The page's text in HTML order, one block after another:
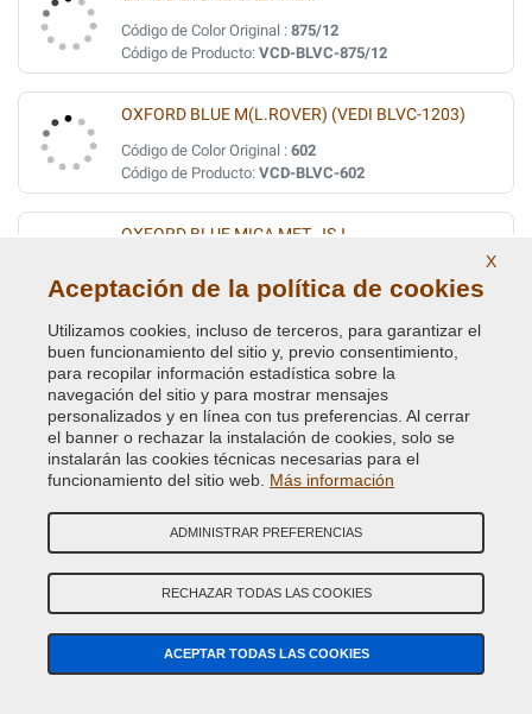
Código de Color Original : 875/12
Código de Producto: VCD-BLVC-875/12
OXFORD BLUE M(L.ROVER) (VEDI BLVC-1203)
Código de Color Original : 602
Código de Producto: VCD-BLVC-602
OXFORD BLUE MICA MET. JSJ
Código de Producto:
VCD-BLVC-1203
OXFORD BLUE MICA MET. (VEDI BLVC-1203)
Código de Color Original :JSJ
Código de Producto:VCD-BLVC-JSJ
PANGEA GREEN PRL.
Código de Color Original :2407
Código de Producto: VCD-BLVC-2407
PEARLESCENT CHERRY RED MET. COG
Código de Color Original :843
Código de Producto:VCD-BLVC-843
X
Aceptación de la política de cookies
Utilizamos cookies, incluso de terceros, para garantizar el
buen funcionamiento del sitio y, previo consentimiento,
para recopilar información estadística sobre la
navegación del sitio y para mostrar mensajes
personalizados y en línea con tus preferencias. Al cerrar
el banner o rechazar la instalación de cookies, solo se
instalarán las cookies técnicas necesarias para el
funcionamiento del sitio web. Más información
ADMINISTRAR PREFERENCIAS
RECHAZAR TODAS LAS COOKIES
ACEPTAR TODAS LAS COOKIES